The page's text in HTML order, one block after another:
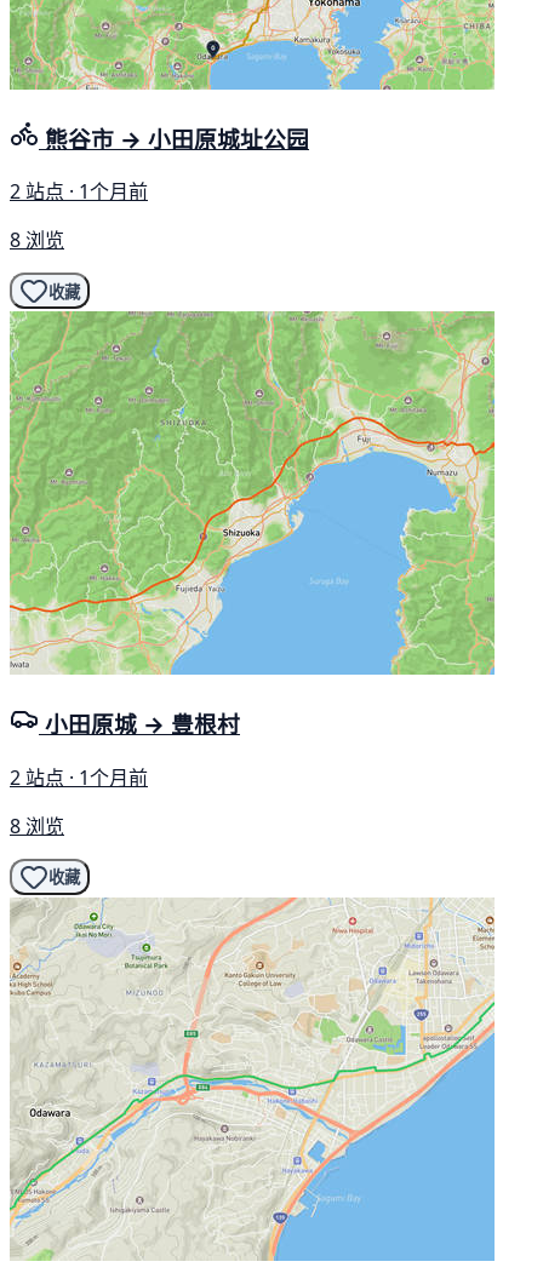
熊谷市 → 小田原城址公园
2 站点 · 1个月前
8 浏览
收藏
小田原城 → 豊根村
2 站点 · 1个月前
8 浏览
收藏